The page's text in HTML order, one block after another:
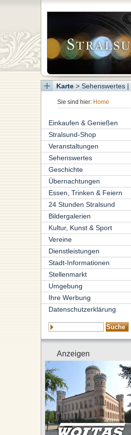
Karte> Sehenswertes|
Sie sind hier: Home
Einkaufen & Genießen
Stralsund-Shop
Veranstaltungen
Sehenswertes
Geschichte
Übernachtungen
Essen, Trinken & Feiern
24 Stunden Stralsund
Bildergalerien
Kultur, Kunst & Sport
Vereine
Dienstleistungen
Stadt-Informationen
Stellenmarkt
Umgebung
Ihre Werbung
Datenschutzerklärung
Anzeigen